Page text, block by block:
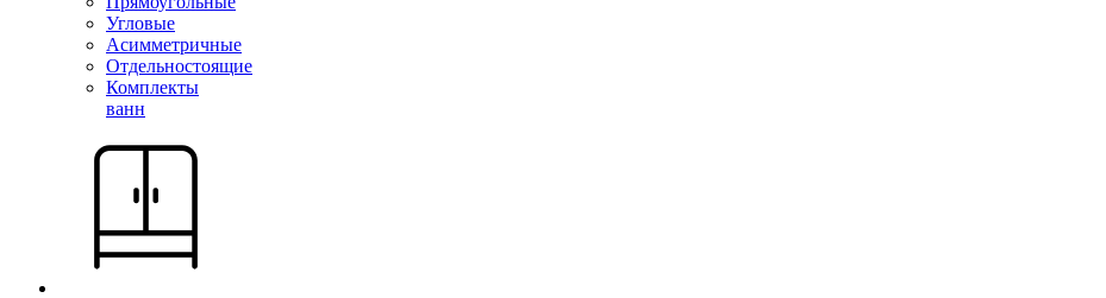
Угловые
Асимметричные
Отдельностоящие
Комплекты
ванн